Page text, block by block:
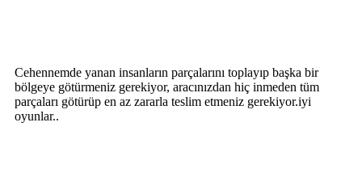
Cehennemde yanan insanların parçalarını toplayıp başka bir
bölgeye götürmeniz gerekiyor, aracınızdan hiç inmeden tüm
parçaları götürüp en az zararla teslim etmeniz gerekiyor.iyi
oyunlar..